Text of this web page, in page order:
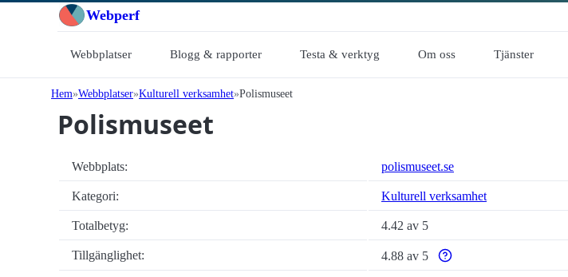
Webperf
Webbplatser Blogg & rapporter Testa & verktyg Om oss Tjänster
Hem Webbplatser Kulturell verksamhet Polismuseet
Polismuseet
Webbplats: polismuseet.se
Kategori: Kulturell verksamhet
Totalbetyg: 4.42 av 5
Tillgänglighet: 4.88 av 5
Varför enbart